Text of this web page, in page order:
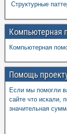
Структурные
Компьютерная
Компьютерная
Помощь
Если мы помогли
сайте что искали,
значительная